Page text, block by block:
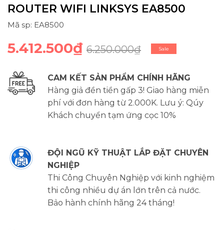
ROUTER WIFI LINKSYS EA8500
Mã sp: EA8500
5.412.500₫ 6.250.000₫ Sale
CAM KẾT SẢN PHẨM CHÍNH HÃNG
Hàng giả đền tiền gấp 3! Giao hàng miễn
phí với đơn hàng từ 2.000K. Lưu ý: Qúy
Khách chuyển tạm ứng cọc 10%
ĐỘI NGŨ KỸ THUẬT LẮP ĐẶT CHUYÊN
NGHIỆP
Thi Công Chuyên Nghiệp với kinh nghiệm
thi công nhiều dự án lớn trên cả nước.
Bảo hành chính hãng 24 tháng!